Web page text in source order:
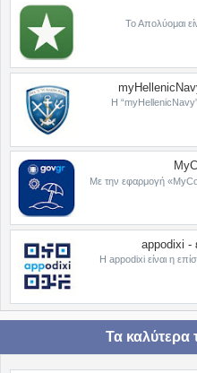
Το Απολύομαι
Η “myHellenicNavy”
Με την εφαρμογή
appodixi -
Η appodixi είναι η
Τα καλύτερα